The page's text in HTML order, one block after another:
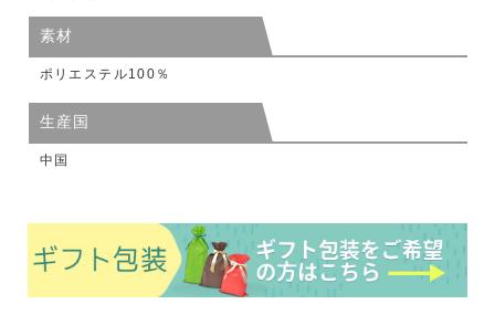
素材
ポリエステル100％
生産国
中国